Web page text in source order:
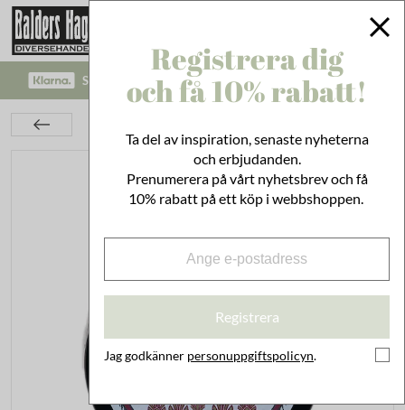
SÄKRA BETALNINGAR MED KLARNA CHECKOUT!
Registrera dig
och få 10% rabatt!
Ta del av inspiration, senaste nyheterna
och erbjudanden.
Prenumerera på vårt nyhetsbrev och få
10% rabatt på ett köp i webbshoppen.
Registrera
Jag godkänner personuppgiftspolicyn.